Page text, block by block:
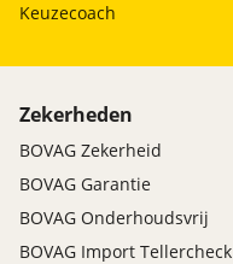
Keuzecoach
Zekerheden
BOVAG Zekerheid
BOVAG Garantie
BOVAG Onderhoudsvrij
BOVAG Import Tellercheck